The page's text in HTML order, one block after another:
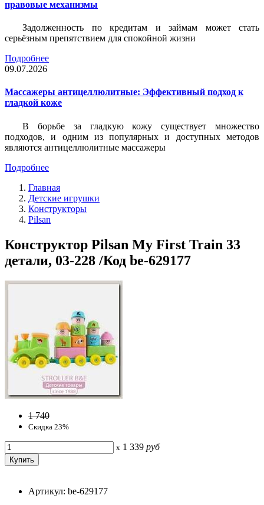
правовые механизмы
Задолженность по кредитам и займам может стать
серьёзным препятствием для спокойной жизни
Подробнее
09.07.2026
Массажеры антицеллюлитные: Эффективный подход к
гладкой коже
В борьбе за гладкую кожу существует множество
подходов, и одним из популярных и доступных методов
являются антицеллюлитные массажеры
Подробнее
Главная
Детские игрушки
Конструкторы
Pilsan
Конструктор Pilsan My First Train 33
детали, 03-228 /Код be-629177
1 740
Скидка 23%
x 1 339 руб
Артикул: be-629177